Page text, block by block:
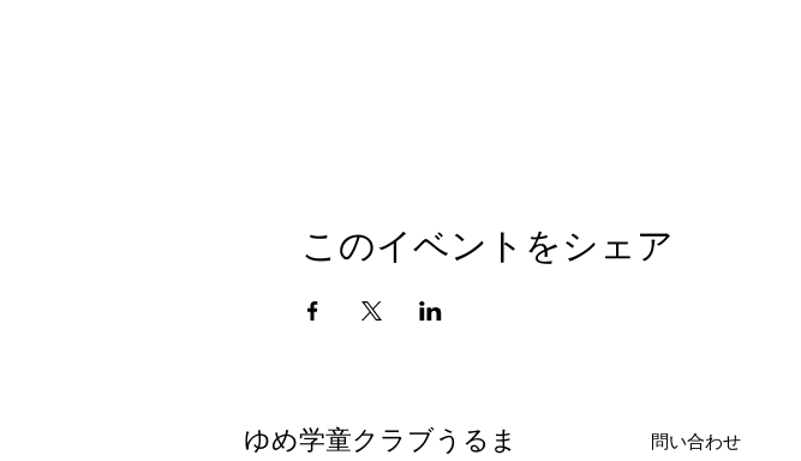
このイベントをシェア
ゆめ学童クラブうるま 問い合わせ